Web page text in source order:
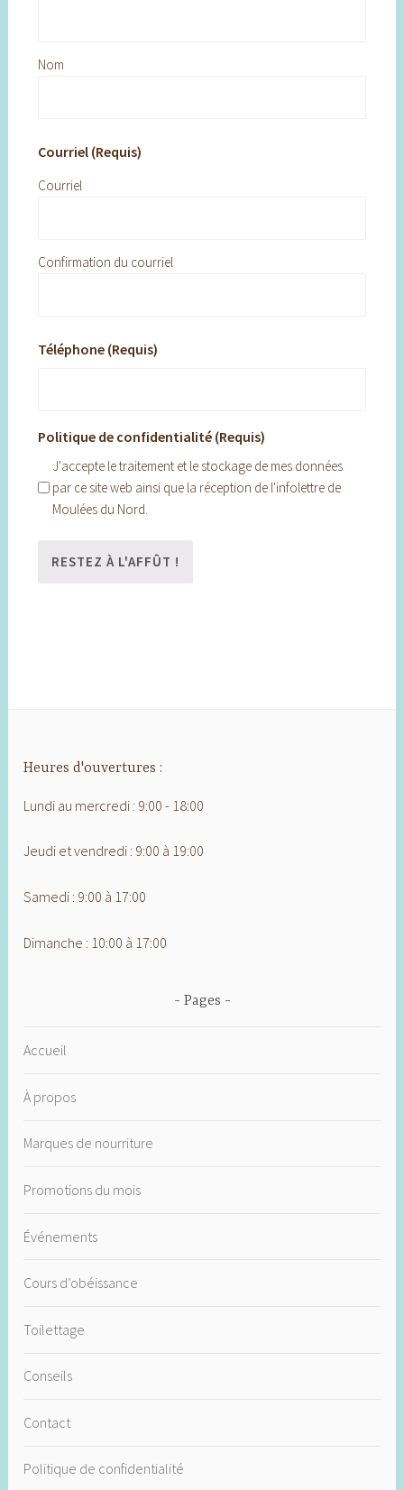
Nom
Courriel (Requis)
Courriel
Confirmation du courriel
Téléphone (Requis)
Politique de confidentialité (Requis)
J'accepte le traitement et le stockage de mes données
par ce site web ainsi que la réception de l'infolettre de
Moulées du Nord.
Heures d'ouvertures :
Lundi au mercredi : 9:00 - 18:00
Jeudi et vendredi : 9:00 à 19:00
Samedi : 9:00 à 17:00
Dimanche : 10:00 à 17:00
Pages
Accueil
À propos
Marques de nourriture
Promotions du mois
Événements
Cours d’obéissance
Toilettage
Conseils
Contact
Politique de confidentialité